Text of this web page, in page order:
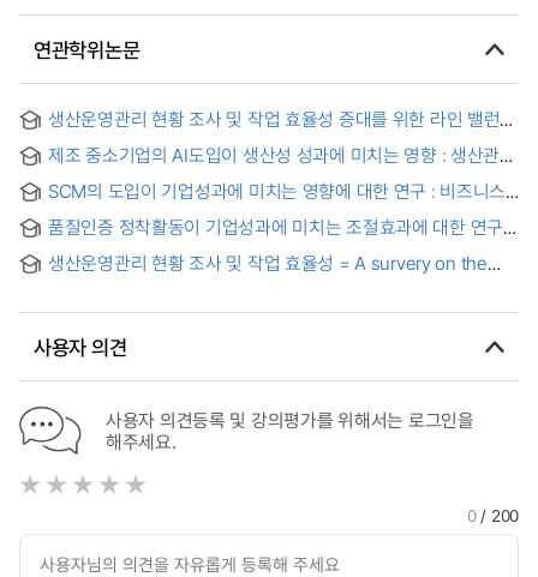
연관학위논문
생산운영관리 현황 조사 및 작업 효율성 증대를 위한 라인 밸런싱
툴 설계 = A Survey on the Current Status of Production
Operations Management and A Line Balancing Tool Design
for the Operations Efficiency
제조 중소기업의 AI도입이 생산성 성과에 미치는 영향 : 생산관리
역량강화 중심으로 = A Study on the Impact of Artificial
Intelligence(AI) Adoption on Productivity Performance in
Manufacturing SMEs
SCM의 도입이 기업성과에 미치는 영향에 대한 연구 : 비즈니스
프로세스 관리 측면에서 = (The) Impact of the Supply Chain
Management on the Business Performance : from the
Business Process Management Perspective
품질인증 정착활동이 기업성과에 미치는 조절효과에 대한 연구
= (A)study on the moderating effect of the settlement
activities of ISO certification to the corporate performance
생산운영관리 현황 조사 및 작업 효율성 = A survery on the
A line balancing tool design for the operations efficiency
사용자 의견
사용자 의견등록 및 강의평가를 위해서는 로그인을
해주세요.
0/ 200